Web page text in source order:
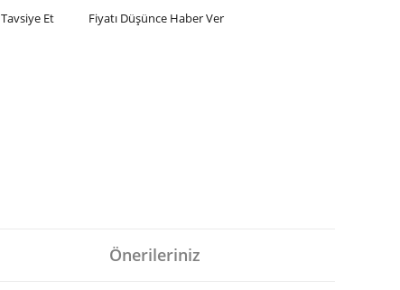
Tavsiye Et Fiyatı Düşünce Haber Ver
Önerileriniz